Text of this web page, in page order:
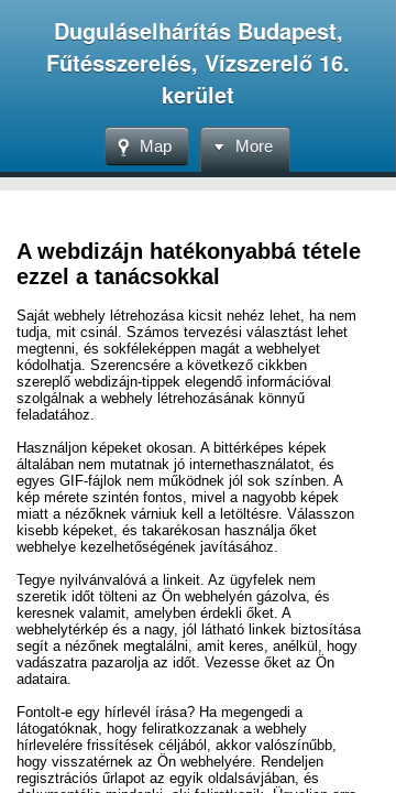
Duguláselhárítás Budapest,
Fűtésszerelés, Vízszerelő 16.
kerület
Map More
A webdizájn hatékonyabbá tétele
ezzel a tanácsokkal
Saját webhely létrehozása kicsit nehéz lehet, ha nem
tudja, mit csinál. Számos tervezési választást lehet
megtenni, és sokféleképpen magát a webhelyet
kódolhatja. Szerencsére a következő cikkben
szereplő webdizájn-tippek elegendő információval
szolgálnak a webhely létrehozásának könnyű
feladatához.
Használjon képeket okosan. A bittérképes képek
általában nem mutatnak jó internethasználatot, és
egyes GIF-fájlok nem működnek jól sok színben. A
kép mérete szintén fontos, mivel a nagyobb képek
miatt a nézőknek várniuk kell a letöltésre. Válasszon
kisebb képeket, és takarékosan használja őket
webhelye kezelhetőségének javításához.
Tegye nyilvánvalóvá a linkeit. Az ügyfelek nem
szeretik időt tölteni az Ön webhelyén gázolva, és
keresnek valamit, amelyben érdekli őket. A
webhelytérkép és a nagy, jól látható linkek biztosítása
segít a nézőnek megtalálni, amit keres, anélkül, hogy
vadászatra pazarolja az időt. Vezesse őket az Ön
adataira.
Fontolt-e egy hírlevél írása? Ha megengedi a
látogatóknak, hogy feliratkozzanak a webhely
hírlevelére frissítések céljából, akkor valószínűbb,
hogy visszatérnek az Ön webhelyére. Rendeljen
regisztrációs űrlapot az egyik oldalsávjában, és